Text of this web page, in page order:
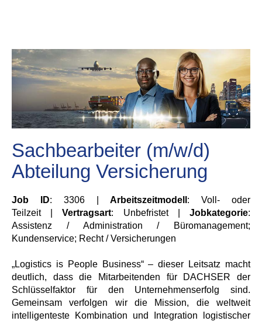
Sachbearbeiter (m/w/d)
Abteilung Versicherung
Job ID: 3306 |Arbeitszeitmodell : Voll- oder
Teilzeit |Vertragsart: Unbefristet |Jobkategorie:
Assistenz / Administration / Büromanagement;
Kundenservice; Recht / Versicherungen
„Logistics is People Business“ – dieser Leitsatz macht
deutlich, dass die Mitarbeitenden für DACHSER der
Schlüsselfaktor für den Unternehmenserfolg sind.
Gemeinsam verfolgen wir die Mission, die weltweit
intelligenteste Kombination und Integration logistischer